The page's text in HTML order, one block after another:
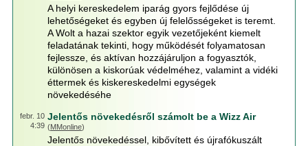
A helyi kereskedelem iparág gyors fejlődése új
lehetőségeket és egyben új felelősségeket is teremt.
A Wolt a hazai szektor egyik vezetőjeként kiemelt
feladatának tekinti, hogy működését folyamatosan
fejlessze, és aktívan hozzájáruljon a fogyasztók,
különösen a kiskorúak védelméhez, valamint a vidéki
éttermek és kiskereskedelmi egységek
növekedéséhe
febr. 10
4:39
Jelentős növekedésről számolt be a Wizz Air
(MMonline)
Jelentős növekedéssel, kibővített és újrafókuszált